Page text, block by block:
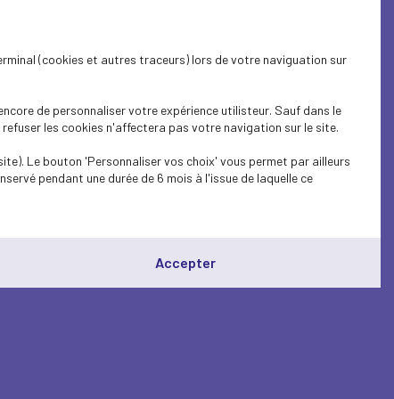
(cookies et autres traceurs) lors de votre naviguation sur
de personnaliser votre expérience utilisteur. Sauf dans le
les cookies n'affectera pas votre navigation sur le site.
Le bouton 'Personnaliser vos choix' vous permet par ailleurs
pendant une durée de 6 mois à l'issue de laquelle ce
Accepter